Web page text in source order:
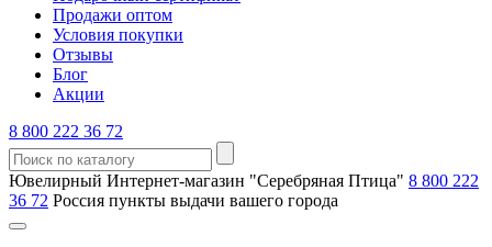
Продажи оптом
Условия покупки
Отзывы
Блог
Акции
8 800 222 36 72
Ювелирный Интернет-магазин "Серебряная Птица" 8 800 222
36 72 Россия пункты выдачи вашего города